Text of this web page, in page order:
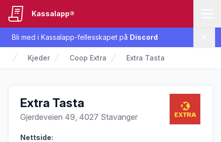
Bli med i Kassalapp-fellesskapet på Discord
Kassalapp®
Kjeder Coop Extra Extra Tasta
Extra Tasta
Gjerdeveien 49, 4027 Stavanger
Nettside: